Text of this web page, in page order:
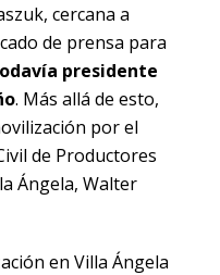
cercana a
de prensa para
presidente
. Más allá de esto,
por el
de Productores
Ángela, Walter
en Villa Ángela